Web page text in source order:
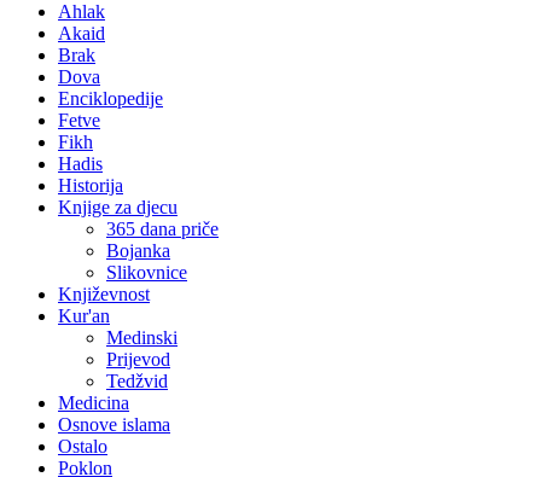
Ahlak
Akaid
Brak
Dova
Enciklopedije
Fetve
Fikh
Hadis
Historija
Knjige za djecu
365 dana priče
Bojanka
Slikovnice
Književnost
Kur'an
Medinski
Prijevod
Tedžvid
Medicina
Osnove islama
Ostalo
Poklon